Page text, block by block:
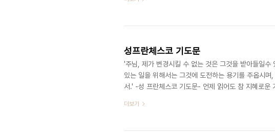
연의 순환속에서 때가되면 여물듯이, 우리의 마음도
다.
성프란체스코 기도문
'주님, 제가 변경시킬 수 없는 것은 그것을 받아들일
있는 일을 위해서는 그것에 도전하는 용기를 주옵시
서.' -성 프란체스코 기도문- 언제 읽어도 참 지혜로운
기도문을 기억해보세요
더보기